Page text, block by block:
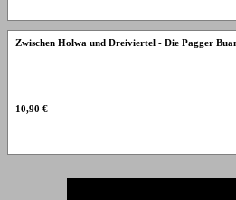
Zwischen Holwa und Dreiviertel - Die Pagger
10,90 €